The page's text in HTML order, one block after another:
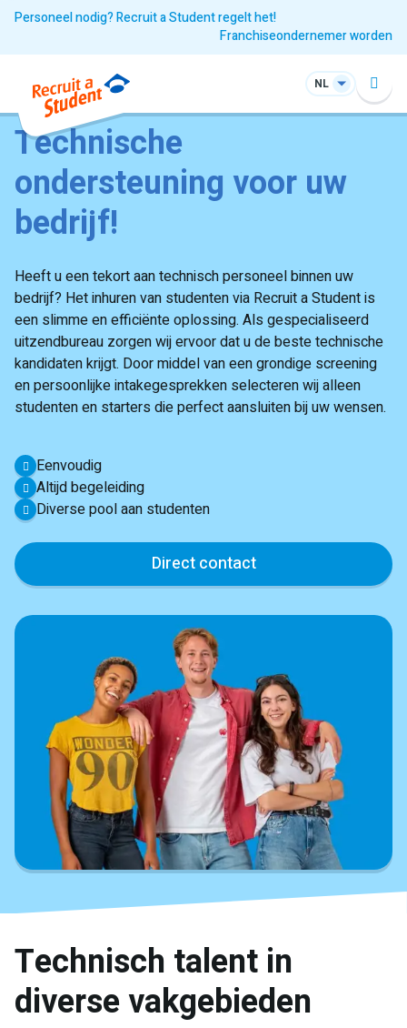
Personeel nodig? Recruit a Student regelt het!
Franchiseondernemer worden
NL
Technische
ondersteuning voor uw
bedrijf!
Heeft u een tekort aan technisch personeel binnen uw
bedrijf? Het inhuren van studenten via Recruit a Student is
een slimme en efficiënte oplossing. Als gespecialiseerd
uitzendbureau zorgen wij ervoor dat u de beste technische
kandidaten krijgt. Door middel van een grondige screening
en persoonlijke intakegesprekken selecteren wij alleen
studenten en starters die perfect aansluiten bij uw wensen.
Eenvoudig
Altijd begeleiding
Diverse pool aan studenten
Direct contact
Technisch talent in
diverse vakgebieden